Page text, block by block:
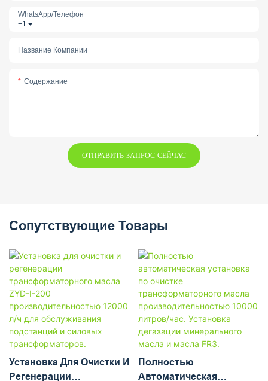
+1
WhatsApp/телефон
Название Компании
Содержание
ОТПРАВИТЬ ЗАПРОС СЕЙЧАС
Сопутствующие Товары
Установка Для Очистки И
Регенерации
Полностью
Автоматическая